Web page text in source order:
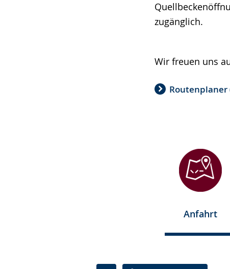
zugänglich.
Wir freuen uns
Routenplaner
Anfahrt